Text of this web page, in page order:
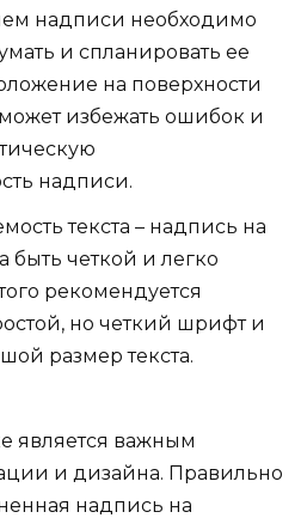
надписи необходимо
и спланировать ее
на поверхности
избежать ошибок и
надписи.
текста – надпись на
быть четкой и легко
рекомендуется
но четкий шрифт и
размер текста.
является важным
и дизайна. Правильно
надпись на